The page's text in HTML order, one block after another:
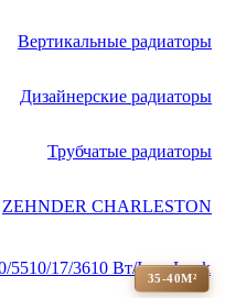
Вертикальные радиаторы
Дизайнерские радиаторы
Трубчатые радиаторы
ZEHNDER CHARLESTON
35-40М²